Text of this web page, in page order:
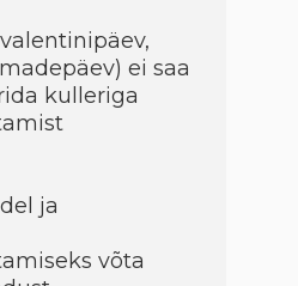
ei saa
kulleriga
ja
võta